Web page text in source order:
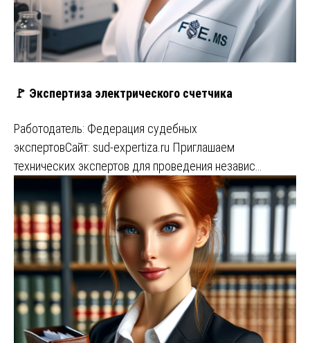
🚩 Экспертиза электрического счетчика
Работодатель: Федерация судебных
экспертовСайт: sud-expertiza.ru Приглашаем
технических экспертов для проведения независ…